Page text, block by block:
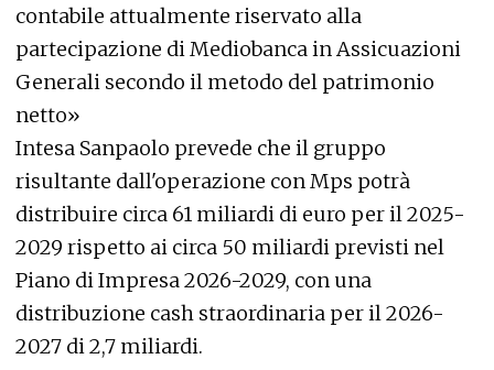
contabile attualmente riservato alla
partecipazione di Mediobanca in Assicuazioni
Generali secondo il metodo del patrimonio
netto»
Intesa Sanpaolo prevede che il gruppo
risultante dall'operazione con Mps potrà
distribuire circa 61 miliardi di euro per il 2025-
2029 rispetto ai circa 50 miliardi previsti nel
Piano di Impresa 2026-2029, con una
distribuzione cash straordinaria per il 2026-
2027 di 2,7 miliardi.